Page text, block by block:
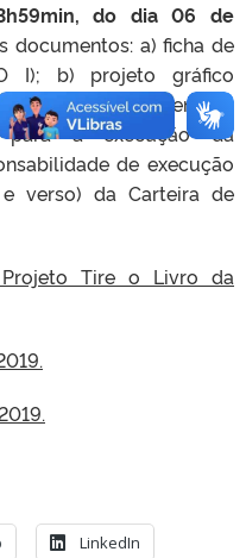
do dia 06 de
documentos: a) ficha de
I); b) projeto gráfico
de tabela orçamentária
para a execução da
de execução
verso) da Carteira de
Tire o Livro da
LinkedIn